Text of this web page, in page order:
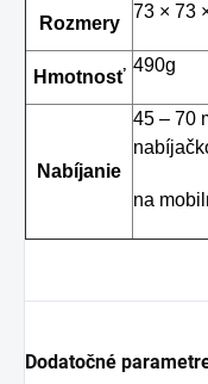
Rozmery
73 × 73
Hmotnosť
490g
Nabíjanie
45 – 70
na
Dodatočné